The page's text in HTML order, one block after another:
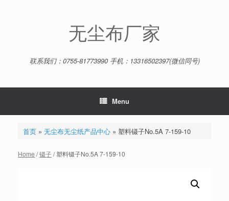
无尘布厂家
联系我们：0755-81773990 手机：13316502397(微信同号)
Menu
首页» 无尘布无尘纸产品中心» 塑料镊子No.5A 7-159-10
Home /镊子/ 塑料镊子No.5A 7-159-10